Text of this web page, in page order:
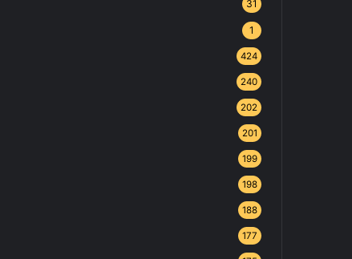
31
1
424
240
202
201
199
198
188
177